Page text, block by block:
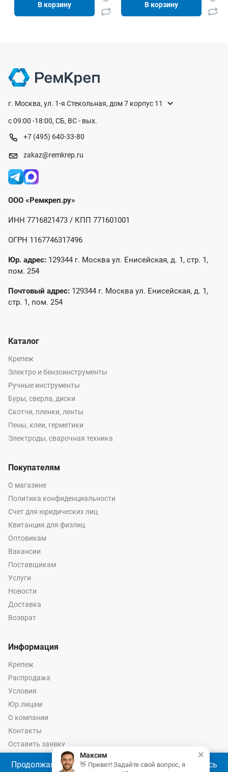
В корзину В корзину
г. Москва, ул. 1-я Стекольная, дом 7 корпус 11
с 09:00 -18:00, СБ, ВС - вых.
+7 (495) 640-33-80
zakaz@remkrep.ru
ООО «Ремкреп.ру»
ИНН 7716821473 / КПП 771601001
ОГРН 1167746317496
Юр. адрес: 129344 г. Москва ул. Енисейская, д. 1, стр. 1,
пом. 254
Почтовый адрес: 129344 г. Москва ул. Енисейская, д. 1,
стр. 1, пом. 254
Каталог
Крепеж
Электро и бензоинструменты
Ручные инструменты
Буры, сверла, диски
Скотчи, пленки, ленты
Пены, клеи, герметики
Электроды, сварочная техника
Покупателям
О магазине
Политика конфиденциальности
Счет для юридических лиц
Квитанция для физлиц
Оптовикам
Вакансии
Поставщикам
Услуги
Новости
Доставка
Возврат
Информация
Крепеж
Распродажа
Условия
Юр.лицам
О компании
Контакты
Оставить заявку
Калькулятор крепежа
Продолжая использовать наш сайт, Вы соглашаетесь
×
Максим
👋 Привет! Задайте свой вопрос, я